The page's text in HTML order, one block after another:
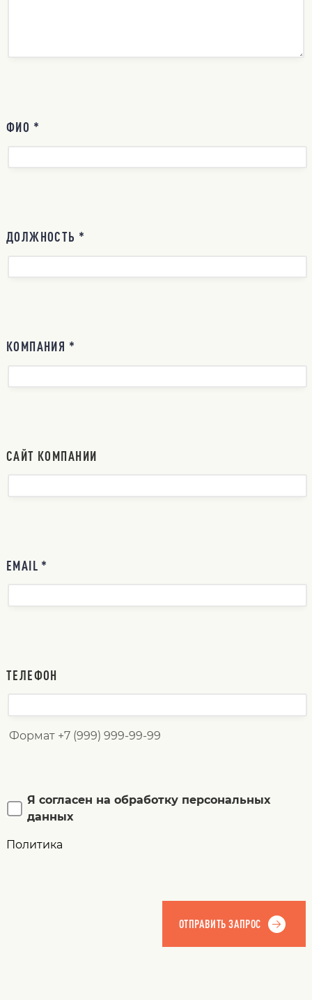
ФИО *
ДОЛЖНОСТЬ *
КОМПАНИЯ *
САЙТ КОМПАНИИ
EMAIL *
ТЕЛЕФОН
Формат +7 (999) 999-99-99
Я согласен на обработку персональных
данных
Политика